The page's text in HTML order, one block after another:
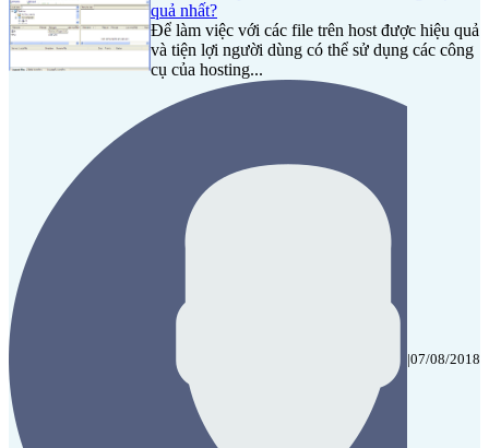
quả nhất?
Để làm việc với các file trên host được hiệu quả
và tiện lợi người dùng có thể sử dụng các công
cụ của hosting...
|07/08/2018